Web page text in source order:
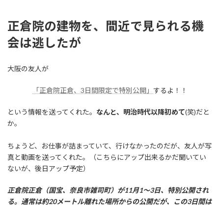
正倉院の建物を、間近で見られる機
会は逃したが
大阪の友人が
「正倉院正倉、3日間限定で特別公開」 するよ！！
という情報を送ってくれた。 なんと、明治時代以降初めて(笑)だと
か。
ちょうど、お仕事が詰まっていて、行けなかったのだが、友人が写
真と動画を送ってくれた。（こちらにアップ出来るかだ聞いてい
ないが、後日アップ予定）
正倉院正倉（国宝、奈良市雑司町）が11月1～3日、特別公開され
る。通常は約20メートル離れた場所からの公開だが、この3日間は